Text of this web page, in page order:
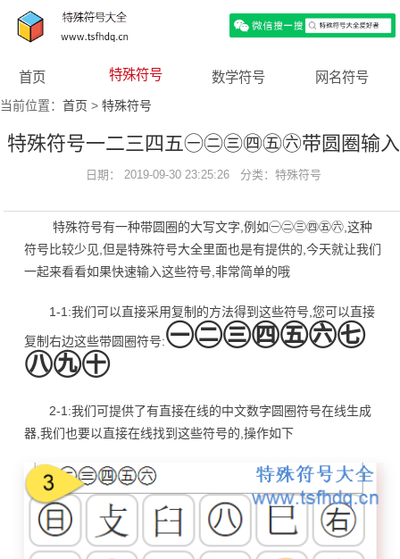
首页 特殊符号 数学符号 网名符号
当前位置： 首页 > 特殊符号
特殊符号一二三四五㊀㊁㊂㊃㊄㊅带圆圈输入
方法
日期： 2019-09-30 23:25:26 分类：特殊符号
特殊符号有一种带圆圈的大写文字,例如㊀㊁㊂㊃㊄㊅,这种
符号比较少见,但是特殊符号大全里面也是有提供的,今天就让我们
一起来看看如果快速输入这些符号,非常简单的哦
1-1:我们可以直接采用复制的方法得到这些符号,您可以直接
复制右边这些带圆圈符号:㊀㊁㊂㊃㊄㊅㊆
㊇㊈㊉
2-1:我们可提供了有直接在线的中文数字圆圈符号在线生成
器,我们也要以直接在线找到这些符号的,操作如下